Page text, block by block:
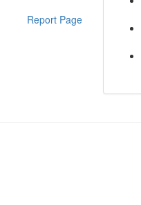
Report Page